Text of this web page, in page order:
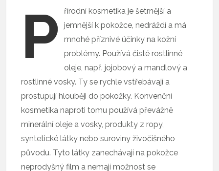
P
řírodní kosmetika je šetrnější a
jemnější k pokožce, nedráždí a má
mnohé příznivé účinky na kožní
problémy. Používá čisté rostlinné
oleje, např. jojobový a mandlový a
rostlinné vosky. Ty se rychle vstřebávají a
prostupují hlouběji do pokožky. Konvenční
kosmetika naproti tomu používá převážně
minerální oleje a vosky, produkty z ropy,
syntetické látky nebo suroviny živočišného
původu. Tyto látky zanechávají na pokožce
neprodyšný film a nemají možnost se